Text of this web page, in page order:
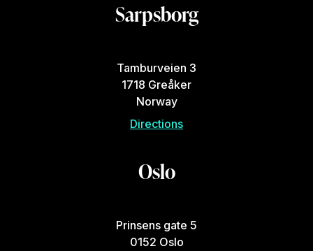
Sarpsborg
Tamburveien 3
1718 Greåker
Norway
Directions
Oslo
Prinsens gate 5
0152 Oslo